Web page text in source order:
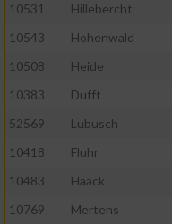
10531
Hillebercht
10543
Hohenwald
10508
Heide
10383
Dufft
52569
Lubusch
10418
Fluhr
10483
Haack
10769
Mertens